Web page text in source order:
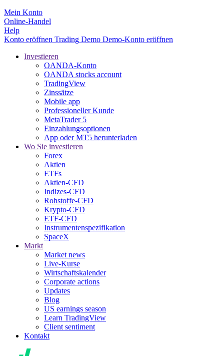
Mein Konto
Online-Handel
Help
Konto eröffnen Trading Demo Demo-Konto eröffnen
Investieren
OANDA-Konto
OANDA stocks account
TradingView
Zinssätze
Mobile app
Professioneller Kunde
MetaTrader 5
Einzahlungsoptionen
App oder MT5 herunterladen
Wo Sie investieren
Forex
Aktien
ETFs
Aktien-CFD
Indizes-CFD
Rohstoffe-CFD
Krypto-CFD
ETF-CFD
Instrumentenspezifikation
SpaceX
Markt
Market news
Live-Kurse
Wirtschaftskalender
Corporate actions
Updates
Blog
US earnings season
Learn TradingView
Client sentiment
Kontakt